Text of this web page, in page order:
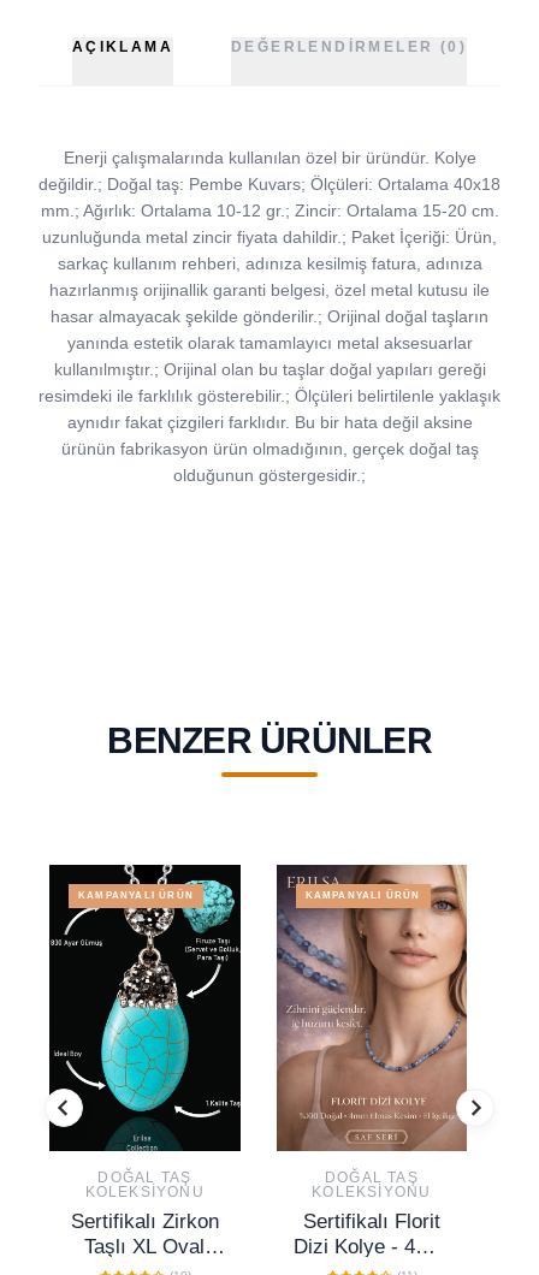
AÇIKLAMA DEĞERLENDIRMELER (0)
Enerji çalışmalarında kullanılan özel bir üründür. Kolye
değildir.; Doğal taş: Pembe Kuvars; Ölçüleri: Ortalama 40x18
mm.; Ağırlık: Ortalama 10-12 gr.; Zincir: Ortalama 15-20 cm.
uzunluğunda metal zincir fiyata dahildir.; Paket İçeriği: Ürün,
sarkaç kullanım rehberi, adınıza kesilmiş fatura, adınıza
hazırlanmış orijinallik garanti belgesi, özel metal kutusu ile
hasar almayacak şekilde gönderilir.; Orijinal doğal taşların
yanında estetik olarak tamamlayıcı metal aksesuarlar
kullanılmıştır.; Orijinal olan bu taşlar doğal yapıları gereği
resimdeki ile farklılık gösterebilir.; Ölçüleri belirtilenle yaklaşık
aynıdır fakat çizgileri farklıdır. Bu bir hata değil aksine
ürünün fabrikasyon ürün olmadığının, gerçek doğal taş
olduğunun göstergesidir.;
BENZER ÜRÜNLER
KAMPANYALI ÜRÜN
DOĞAL TAŞ
KOLEKSIYONU
Sertifikalı Zirkon
Taşlı XL Oval
KAMPANYALI ÜRÜN
DOĞAL TAŞ
KOLEKSIYONU
Sertifikalı Florit
Dizi Kolye - 4mm